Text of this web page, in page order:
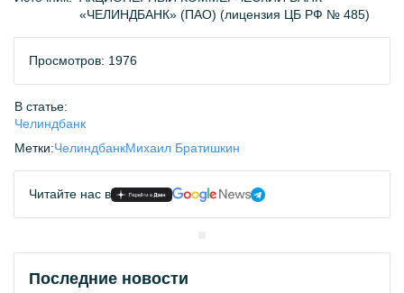
«ЧЕЛИНДБАНК» (ПАО) (лицензия ЦБ РФ № 485)
Просмотров: 1976
В статье:
Челиндбанк
Метки:ЧелиндбанкМихаил Братишкин
Читайте нас в
Последние новости